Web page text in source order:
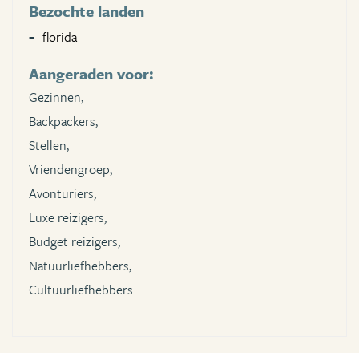
Bezochte landen
florida
Aangeraden voor:
Gezinnen,
Backpackers,
Stellen,
Vriendengroep,
Avonturiers,
Luxe reizigers,
Budget reizigers,
Natuurliefhebbers,
Cultuurliefhebbers